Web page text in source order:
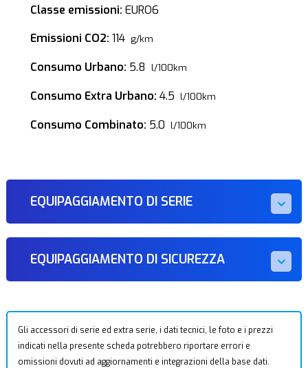
Classe emissioni: EURO6
Emissioni CO2: 114 g/km
Consumo Urbano: 5.8 l/100km
Consumo Extra Urbano: 4.5 l/100km
Consumo Combinato: 5.0 l/100km
EQUIPAGGIAMENTO DI SERIE
EQUIPAGGIAMENTO DI SICUREZZA
Gli accessori di serie ed extra serie, i dati tecnici, le foto e i prezzi
indicati nella presente scheda potrebbero riportare errori e
omissioni dovuti ad aggiornamenti e integrazioni della base dati.